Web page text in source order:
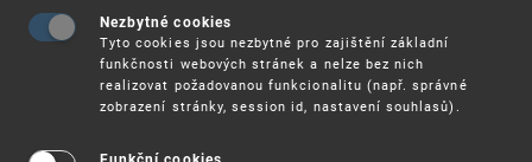
20.10. Online seminář: IPforYou –
REGISTRACE stále otevřena
Úřad Evropské unie pro duševní vlastnictví
Nezbytné cookies
Tyto cookies jsou nezbytné pro zajištění základní
funkčnosti webových stránek a nelze bez nich
realizovat požadovanou funkcionalitu (např. správné
zobrazení stránky, session id, nastavení souhlasů).